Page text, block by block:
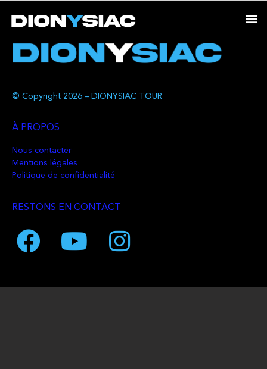
© Copyright 2026 – DIONYSIAC TOUR
À PROPOS
Nous contacter
Mentions légales
Politique de confidentialité
RESTONS EN CONTACT